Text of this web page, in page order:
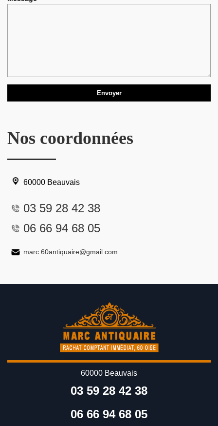
Nos coordonnées
60000 Beauvais
03 59 28 42 38
06 66 94 68 05
marc.60antiquaire@gmail.com
60000 Beauvais
03 59 28 42 38
06 66 94 68 05